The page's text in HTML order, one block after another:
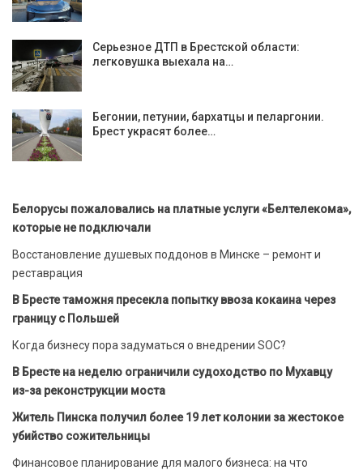
Серьезное ДТП в Брестской области:
легковушка выехала на…
Бегонии, петунии, бархатцы и пеларгонии.
Брест украсят более…
Белорусы пожаловались на платные услуги «Белтелекома»,
которые не подключали
Восстановление душевых поддонов в Минске – ремонт и
реставрация
В Бресте таможня пресекла попытку ввоза кокаина через
границу с Польшей
Когда бизнесу пора задуматься о внедрении SOC?
В Бресте на неделю ограничили судоходство по Мухавцу
из-за реконструкции моста
Житель Пинска получил более 19 лет колонии за жестокое
убийство сожительницы
Финансовое планирование для малого бизнеса: на что